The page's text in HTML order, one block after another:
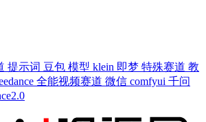
提示词 豆包 模型 klein 即梦 特殊赛道 教
全能视频赛道 微信 comfyui 千问